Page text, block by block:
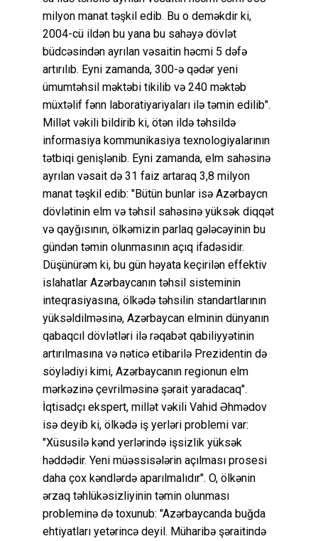
milyon manat təşkil edib. Bu o deməkdir ki,
2004-cü ildən bu yana bu sahəyə dövlət
büdcəsindən ayrılan vəsaitin həcmi 5 dəfə
artırılıb. Eyni zamanda, 300-ə qədər yeni
ümumtəhsil məktəbi tikilib və 240 məktəb
müxtəlif fənn laboratiyariyaları ilə təmin edilib".
Millət vəkili bildirib ki, ötən ildə təhsildə
informasiya kommunikasiya texnologiyalarının
tətbiqi genişlənib. Eyni zamanda, elm sahəsinə
ayrılan vəsait də 31 faiz artaraq 3,8 milyon
manat təşkil edib: "Bütün bunlar isə Azərbaycn
dövlətinin elm və təhsil sahəsinə yüksək diqqət
və qayğısının, ölkəmizin parlaq gələcəyinin bu
gündən təmin olunmasının açıq ifadəsidir.
Düşünürəm ki, bu gün həyata keçirilən effektiv
islahatlar Azərbaycanın təhsil sisteminin
inteqrasiyasına, ölkədə təhsilin standartlarının
yüksəldilməsinə, Azərbaycan elminin dünyanın
qabaqcıl dövlətləri ilə rəqabət qabiliyyətinin
artırılmasına və nəticə etibarilə Prezidentin də
söylədiyi kimi, Azərbaycanın regionun elm
mərkəzinə çevrilməsinə şərait yaradacaq".
İqtisadçı ekspert, millət vəkili Vahid Əhmədov
isə deyib ki, ölkədə iş yerləri problemi var:
"Xüsusilə kənd yerlərində işsizlik yüksək
həddədir. Yeni müəssisələrin açılması prosesi
daha çox kəndlərdə aparılmalıdır". O, ölkənin
ərzaq təhlükəsizliyinin təmin olunması
probleminə də toxunub: "Azərbaycanda buğda
ehtiyatları yetərincə deyil. Müharibə şəraitində